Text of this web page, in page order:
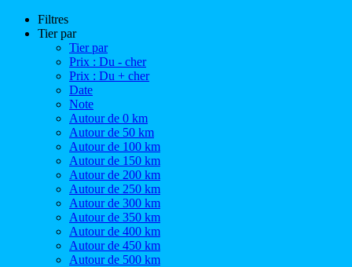
Filtres
Tier par
Tier par
Prix : Du - cher
Prix : Du + cher
Date
Note
Autour de 0 km
Autour de 50 km
Autour de 100 km
Autour de 150 km
Autour de 200 km
Autour de 250 km
Autour de 300 km
Autour de 350 km
Autour de 400 km
Autour de 450 km
Autour de 500 km